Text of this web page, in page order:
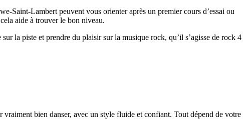
Saint-Lambert peuvent vous orienter après un premier cours d’essai ou
aide à trouver le bon niveau.
la piste et prendre du plaisir sur la musique rock, qu’il s’agisse de rock 4
bien danser, avec un style fluide et confiant. Tout dépend de votre